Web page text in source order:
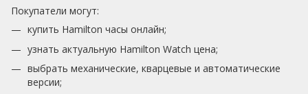
Покупатели могут:
купить Hamilton часы онлайн;
узнать актуальную Hamilton Watch цена;
выбрать механические, кварцевые и автоматические
версии;